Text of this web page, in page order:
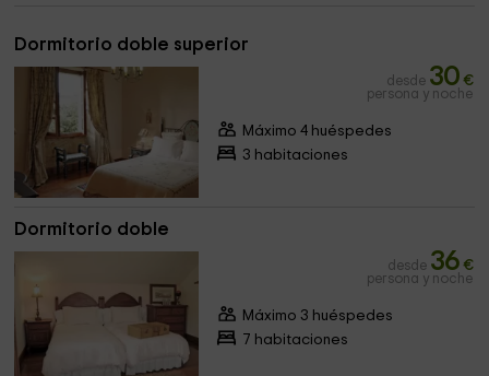
Dormitorio doble superior
desde 30 €
persona y noche
Máximo 4 huéspedes
3 habitaciones
Dormitorio doble
desde 36 €
persona y noche
Máximo 3 huéspedes
7 habitaciones